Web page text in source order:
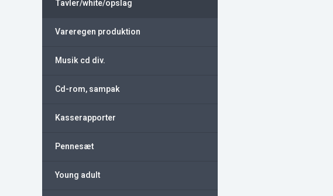
Tavler/white/opslag
Vareregen produktion
Musik cd div.
Cd-rom, sampak
Kasserapporter
Pennesæt
Young adult